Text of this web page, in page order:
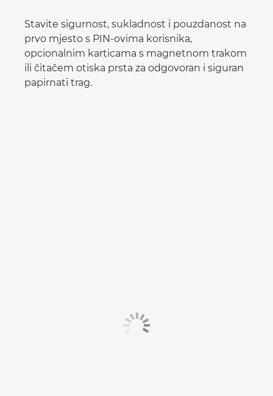
Stavite sigurnost, sukladnost i pouzdanost na
prvo mjesto s PIN-ovima korisnika,
opcionalnim karticama s magnetnom trakom
ili čitačem otiska prsta za odgovoran i siguran
papirnati trag.